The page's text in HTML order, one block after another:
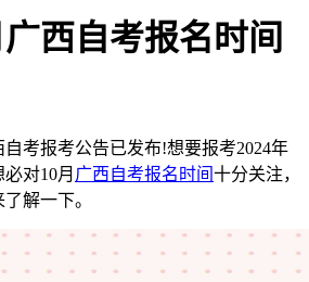
西自考报名时间
考报考公告已发布!想要报考2024年
对10月 广西自考报名时间十分关注，
解一下。